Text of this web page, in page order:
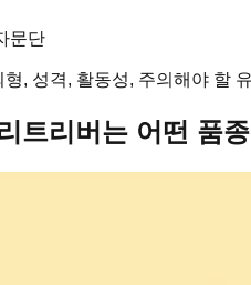
문단
, 성격, 활동성, 주의해야 할
트리버는 어떤 품